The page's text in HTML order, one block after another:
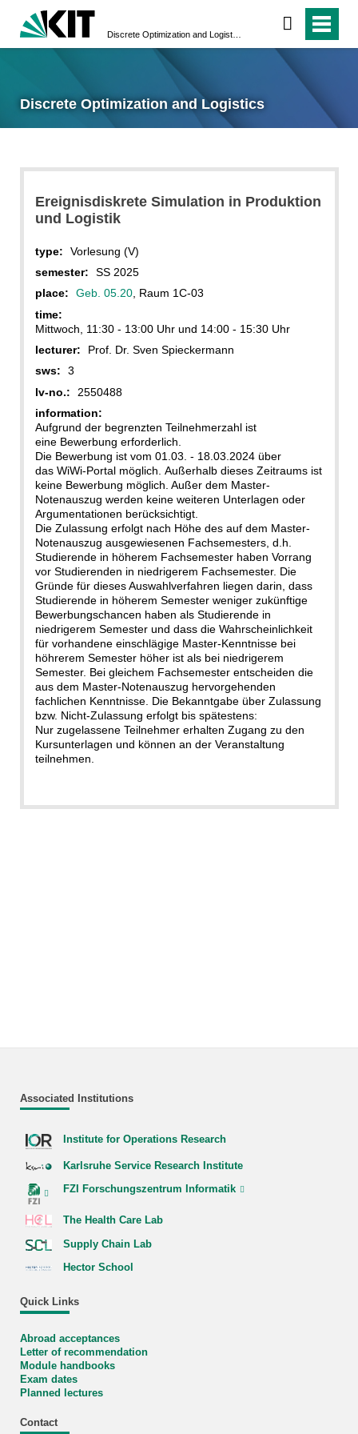
Discrete Optimization and Logistics
Ereignisdiskrete Simulation in Produktion
und Logistik
type:
Vorlesung (V)
semester:
SS 2025
place:
Geb. 05.20, Raum 1C-03
time:
Mittwoch, 11:30 - 13:00 Uhr und 14:00 - 15:30 Uhr
lecturer:
Prof. Dr. Sven Spieckermann
sws:
3
lv-no.:
2550488
information:
Aufgrund der begrenzten Teilnehmerzahl ist
eine Bewerbung erforderlich.
Die Bewerbung ist vom 01.03. - 18.03.2024 über
das WiWi-Portal möglich. Außerhalb dieses Zeitraums ist
keine Bewerbung möglich. Außer dem Master-
Notenauszug werden keine weiteren Unterlagen oder
Argumentationen berücksichtigt.
Die Zulassung erfolgt nach Höhe des auf dem Master-
Notenauszug ausgewiesenen Fachsemesters, d.h.
Studierende in höherem Fachsemester haben Vorrang
vor Studierenden in niedrigerem Fachsemester. Die
Gründe für dieses Auswahlverfahren liegen darin, dass
Studierende in höherem Semester weniger zukünftige
Bewerbungschancen haben als Studierende in
niedrigerem Semester und dass die Wahrscheinlichkeit
für vorhandene einschlägige Master-Kenntnisse bei
höhrerem Semester höher ist als bei niedrigerem
Semester. Bei gleichem Fachsemester entscheiden die
aus dem Master-Notenauszug hervorgehenden
fachlichen Kenntnisse. Die Bekanntgabe über Zulassung
bzw. Nicht-Zulassung erfolgt bis spätestens:
Nur zugelassene Teilnehmer erhalten Zugang zu den
Kursunterlagen und können an der Veranstaltung
teilnehmen.
Associated Institutions
Institute for Operations Research
Karlsruhe Service Research Institute
FZI Forschungszentrum Informatik
The Health Care Lab
Supply Chain Lab
Hector School
Quick Links
Abroad acceptances
Letter of recommendation
Module handbooks
Exam dates
Planned lectures
Contact